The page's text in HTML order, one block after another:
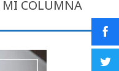
MI COLUMNA